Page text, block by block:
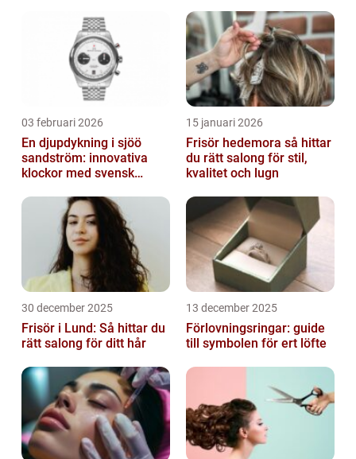
03 februari 2026
En djupdykning i sjöö
sandström: innovativa
klockor med svensk
15 januari 2026
Frisör hedemora så hittar
du rätt salong för stil,
kvalitet och lugn
30 december 2025
Frisör i Lund: Så hittar du
rätt salong för ditt hår
13 december 2025
Förlovningsringar: guide
till symbolen för ert löfte